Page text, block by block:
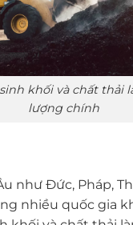
khối và chất thải
lượng chính
như Đức, Pháp,
nhiều quốc gia